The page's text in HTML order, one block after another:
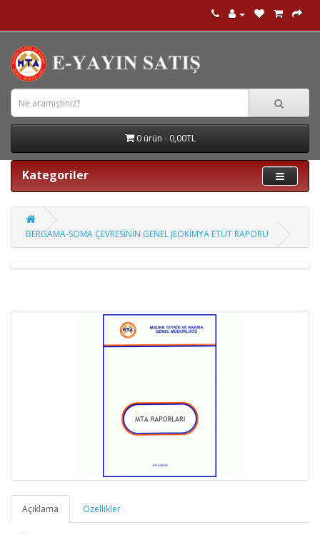
0 ürün - 0,00TL
Kategoriler
BERGAMA-SOMA ÇEVRESİNİN GENEL JEOKİMYA ETÜT RAPORU
Açıklama Özellikler